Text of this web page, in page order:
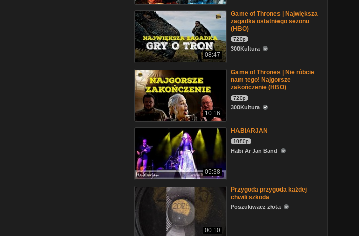
08:47
Game of Thrones | Największa
zagadka ostatniego sezonu
(HBO)
720p
300Kultura
10:16
Game of Thrones | Nie róbcie
nam tego! Najgorsze
zakończenie (HBO)
720p
300Kultura
05:38
HABIARJAN
1080p
Habi Ar Jan Band
00:10
Przygoda przygoda każdej
chwili szkoda
Poszukiwacz złota